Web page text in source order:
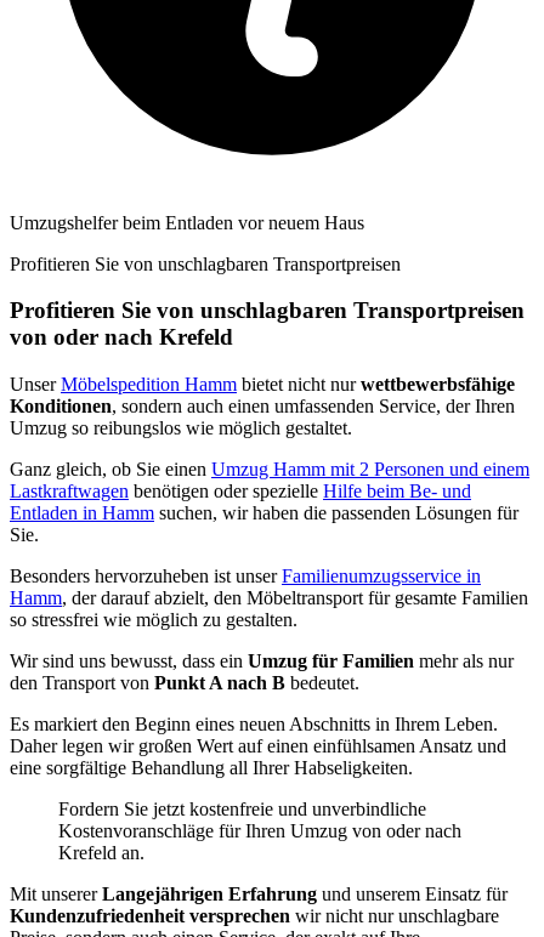
Umzugshelfer beim Entladen vor neuem Haus
Profitieren Sie von unschlagbaren Transportpreisen
Profitieren Sie von unschlagbaren Transportpreisen
von oder nach Krefeld
UnserMöbelspedition Hamm bietet nicht nurwettbewerbsfähige
Konditionen, sondern auch einen umfassenden Service, der Ihren
Umzug so reibungslos wie möglich gestaltet.
Ganz gleich, ob Sie einen Umzug Hamm mit 2 Personen und einem
Lastkraftwagen benötigen oder spezielle Hilfe beim Be- und
Entladen in Hamm suchen, wir haben die passenden Lösungen für
Sie.
Besonders hervorzuheben ist unserFamilienumzugsservice in
Hamm, der darauf abzielt, den Möbeltransport für gesamte Familien
so stressfrei wie möglich zu gestalten.
Wir sind uns bewusst, dass ein Umzug für Familien mehr als nur
den Transport von Punkt A nach B bedeutet.
Es markiert den Beginn eines neuen Abschnitts in Ihrem Leben.
Daher legen wir großen Wert auf einen einfühlsamen Ansatz und
eine sorgfältige Behandlung all Ihrer Habseligkeiten.
Fordern Sie jetzt kostenfreie und unverbindliche
Kostenvoranschläge für Ihren Umzug von oder nach
Krefeld an.
Mit unsererLangejährigen Erfahrung und unserem Einsatz für
Kundenzufriedenheit versprechen wir nicht nur unschlagbare